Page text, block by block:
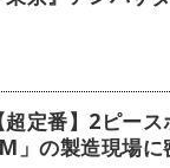
超定番】2ピー
」の製造現場に